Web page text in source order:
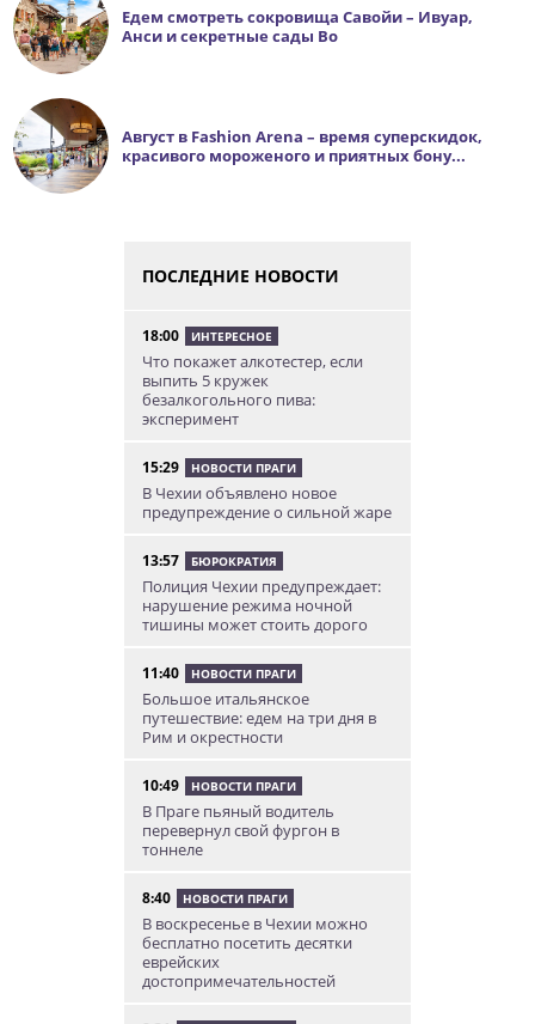
Едем смотреть сокровища Савойи – Ивуар,
Анси и секретные сады Во
Август в Fashion Arena – время суперскидок,
красивого мороженого и приятных бону...
ПОСЛЕДНИЕ НОВОСТИ
18:00 ИНТЕРЕСНОЕ
Что покажет алкотестер, если
выпить 5 кружек
безалкогольного пива:
эксперимент
15:29 НОВОСТИ ПРАГИ
В Чехии объявлено новое
предупреждение о сильной жаре
13:57 БЮРОКРАТИЯ
Полиция Чехии предупреждает:
нарушение режима ночной
тишины может стоить дорого
11:40 НОВОСТИ ПРАГИ
Большое итальянское
путешествие: едем на три дня в
Рим и окрестности
10:49 НОВОСТИ ПРАГИ
В Праге пьяный водитель
перевернул свой фургон в
тоннеле
8:40 НОВОСТИ ПРАГИ
В воскресенье в Чехии можно
бесплатно посетить десятки
еврейских
достопримечательностей